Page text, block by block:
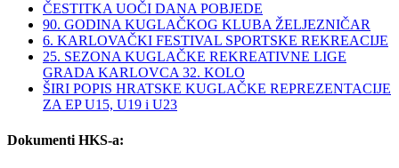
ČESTITKA UOČI DANA POBJEDE
90. GODINA KUGLAČKOG KLUBA ŽELJEZNIČAR
6. KARLOVAČKI FESTIVAL SPORTSKE REKREACIJE
25. SEZONA KUGLAČKE REKREATIVNE LIGE
GRADA KARLOVCA 32. KOLO
ŠIRI POPIS HRATSKE KUGLAČKE REPREZENTACIJE
ZA EP U15, U19 i U23
Dokumenti HKS-a: